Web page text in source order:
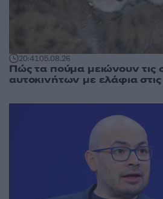
20:4105.08.26
Πώς τα πούμα μειώνουν τις
αυτοκινήτων με ελάφια